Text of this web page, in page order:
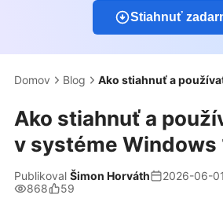
Stiahnuť
Domov Blog
Ako stiahnuť a
v systéme Windows
Publikoval Šimon Horváth
2026-06-01
868
59